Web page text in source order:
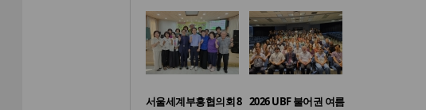
서울세계부흥협의회 8 2026 UBF 불어권 여름